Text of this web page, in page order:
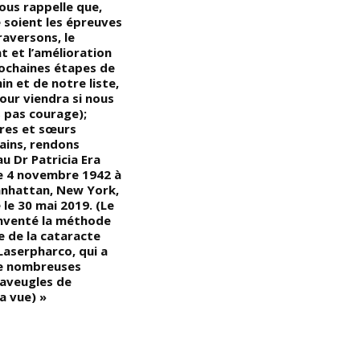
rappelle que,
soient les épreuves
le
et l’amélioration
étapes de
et de notre liste,
viendra si nous
pas courage);
et sœurs
rendons
Dr Patricia Era
4 novembre 1942 à
New York,
30 mai 2019. (Le
la méthode
de la cataracte
qui a
nombreuses
de
vue) »